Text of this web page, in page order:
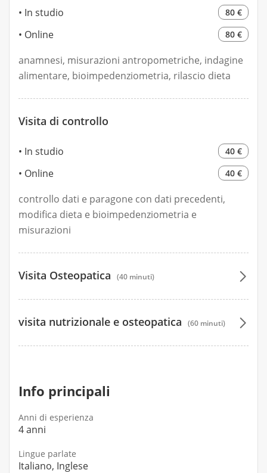
In studio 80 €
Online 80 €
anamnesi, misurazioni antropometriche, indagine
alimentare, bioimpedenziometria, rilascio dieta
Visita di controllo
In studio 40 €
Online 40 €
controllo dati e paragone con dati precedenti,
modifica dieta e bioimpedenziometria e
misurazioni
Visita Osteopatica (40 minuti)
50 €
visita nutrizionale e osteopatica (60 minuti)
Info principali
Anni di esperienza
4 anni
Lingue parlate
Italiano, Inglese